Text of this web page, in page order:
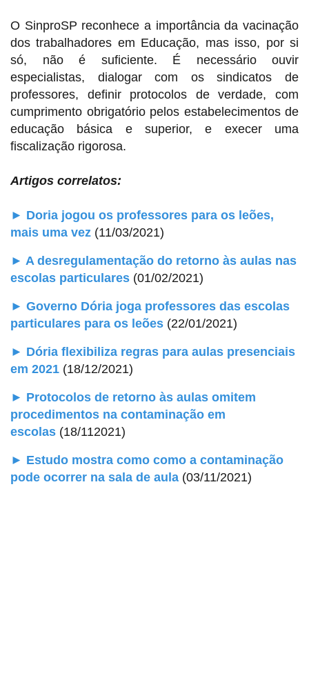
O SinproSP reconhece a importância da vacinação
dos trabalhadores em Educação, mas isso, por si
só, não é suficiente. É necessário ouvir
especialistas, dialogar com os sindicatos de
professores, definir protocolos de verdade, com
cumprimento obrigatório pelos estabelecimentos de
educação básica e superior, e execer uma
fiscalização rigorosa.
Artigos correlatos:
► Doria jogou os professores para os leões,
mais uma vez (11/03/2021)
► A desregulamentação do retorno às aulas nas
escolas particulares (01/02/2021)
► Governo Dória joga professores das escolas
particulares para os leões (22/01/2021)
► Dória flexibiliza regras para aulas presenciais
em 2021 (18/12/2021)
► Protocolos de retorno às aulas omitem
procedimentos na contaminação em
escolas (18/112021)
► Estudo mostra como como a contaminação
pode ocorrer na sala de aula (03/11/2021)